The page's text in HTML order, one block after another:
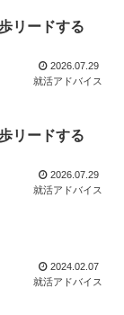
リードする
2026.07.29
就活アドバイス
リードする
2026.07.29
就活アドバイス
2024.02.07
就活アドバイス